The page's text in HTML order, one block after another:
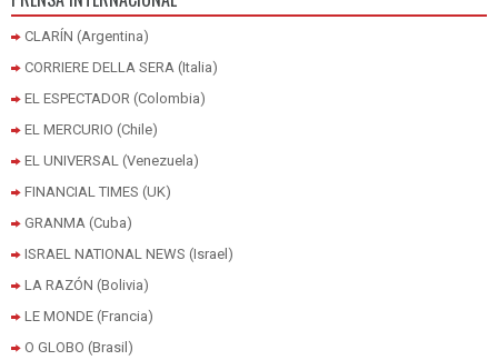
CLARÍN (Argentina)
CORRIERE DELLA SERA (Italia)
EL ESPECTADOR (Colombia)
EL MERCURIO (Chile)
EL UNIVERSAL (Venezuela)
FINANCIAL TIMES (UK)
GRANMA (Cuba)
ISRAEL NATIONAL NEWS (Israel)
LA RAZÓN (Bolivia)
LE MONDE (Francia)
O GLOBO (Brasil)